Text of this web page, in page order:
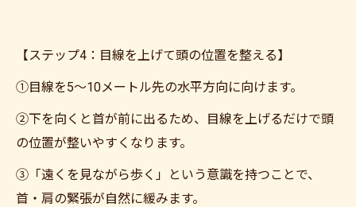
【ステップ4：目線を上げて頭の位置を整える】
①目線を5〜10メートル先の水平方向に向けます。
②下を向くと首が前に出るため、目線を上げるだけで頭
の位置が整いやすくなります。
③「遠くを見ながら歩く」という意識を持つことで、
首・肩の緊張が自然に緩みます。